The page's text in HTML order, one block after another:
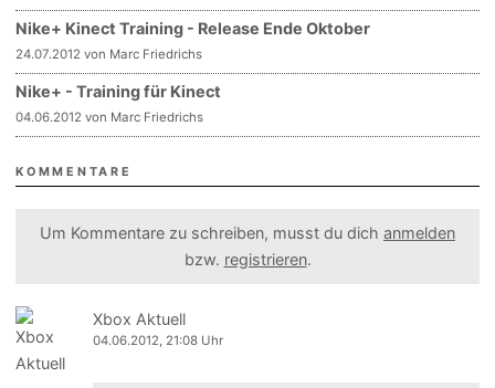
Nike+ Kinect Training - Release Ende Oktober
24.07.2012 von Marc Friedrichs
Nike+ - Training für Kinect
04.06.2012 von Marc Friedrichs
KOMMENTARE
Um Kommentare zu schreiben, musst du dich anmelden
bzw. registrieren.
Xbox Aktuell
04.06.2012, 21:08 Uhr